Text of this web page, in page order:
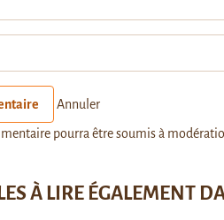
Annuler
pourra être soumis à
À LIRE ÉGALEMENT